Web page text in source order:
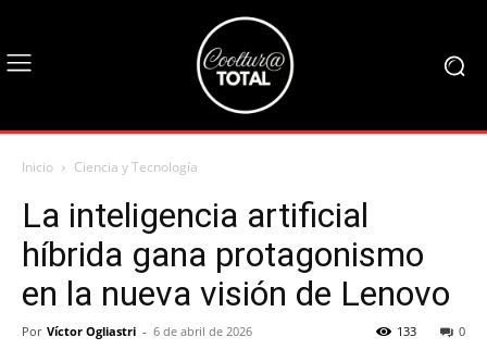
Inicio Ciencia y Tecnología
La inteligencia artificial
híbrida gana protagonismo
en la nueva visión de Lenovo
Por Víctor Ogliastri - 6 de abril de 2026 0
133